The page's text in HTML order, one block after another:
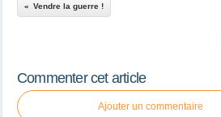
Vendre la guerre !
Commenter cet article
Ajouter un commentaire